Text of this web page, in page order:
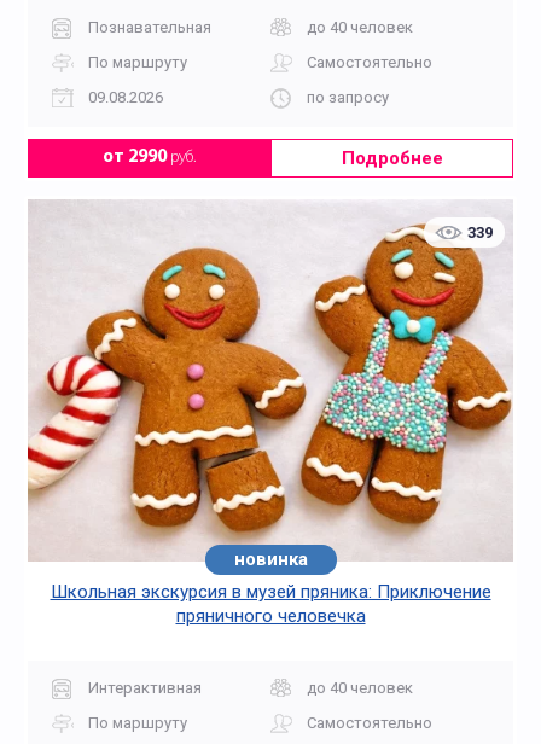
Познавательная
до 40 человек
По маршруту
Самостоятельно
09.08.2026
по запросу
от 2990руб. Подробнее
339
новинка
Школьная экскурсия в музей пряника: Приключение
пряничного человечка
Интерактивная
до 40 человек
По маршруту
Самостоятельно